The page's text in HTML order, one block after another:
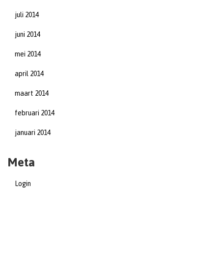
juli 2014
juni 2014
mei 2014
april 2014
maart 2014
februari 2014
januari 2014
Meta
Login